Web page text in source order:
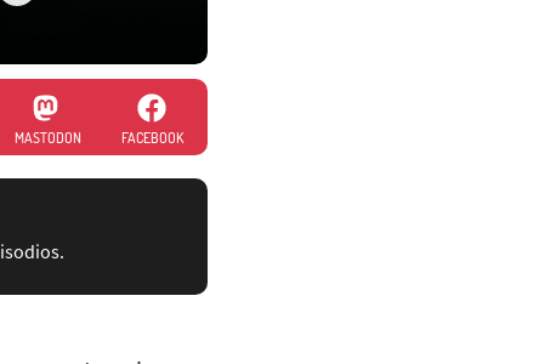
MASTODON FACEBOOK